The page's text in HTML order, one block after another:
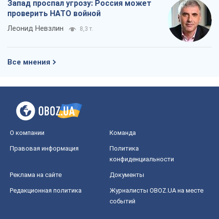
Запад проспал угрозу: Россия может
проверить НАТО войной
Леонид Невзлин 8,3 т.
Все мнения
О компании Команда
Правовая информация
Политика
конфиденциальности
Реклама на сайте Документы
Редакционная политика
Журналисты OBOZ.UA на месте
событий